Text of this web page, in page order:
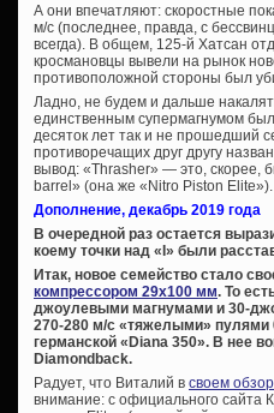
А они впечатляют: скоростные
м/с (последнее, правда, с
всегда). В общем, 125-й Хатсан
кросмановцы вывели на рынок
противоположной стороны был
Ладно, не будем и дальше
единственным супермагнумом
десяток лет так и не прошедший
противоречащих друг другу
вывод: «Thrasher» — это,
barrel» (она же «Nitro Piston
Дополнение, декабрь 2019 года
В очередной раз остается
коему точки над «I» были
Итак, новое семейство стало
компрессором 29х100 мм. То
джоулевыми магнумами и 30-
270-280 м/с «тяжелыми» пулями
германской «Diana 350». В нее
Diamondback.
Радует, что Виталий в своем
внимание: с официального сайта